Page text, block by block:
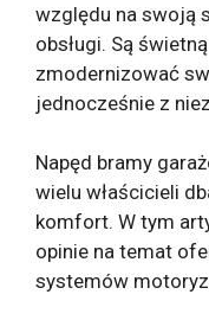
względu na swoją
obsługi. Są
zmodernizować
jednocześnie z
Napęd bramy
wielu właścicieli
komfort. W tym
opinie na temat
systemów